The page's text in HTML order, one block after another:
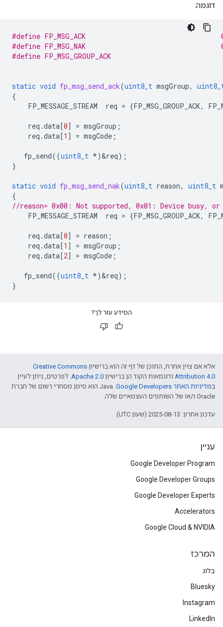
דוגמה:
#define FP_MSG_ACK
#define FP_MSG_NAK
#define FP_MSG_GROUP_ACK
static void fp_msg_send_ack(uint8_t msgGroup,
{
FP_MESSAGE_STREAM
req = {FP_MSG_GROUP_ACK,
req .data[0] = msgGroup ;
req .data[1 ] = msgCode ;
fp_send((uint8_t *)&req);
}
static void fp_msg_send_nak(uint8_t reason, uint8_t
{
//reason= 0x00: Not supported, 0x01: Device busy,
FP_MESSAGE_STREAM
req = {FP_MSG_GROUP_ACK,
req .data[0] = reason ;
req .data[1 ] = msgGroup ;
req .data[2] = msgCode ;
fp_send((uint8_t *)&req);
}
המידע עזר לך?
אלא אם צוין אחרת, התוכן של דף זה הוא ברישיון Creative Commons
Attribution 4.0 ודוגמאות הקוד הן ברישיון Apache 2.0. לפרטים, ניתן לעיין
במדיניות האתר Google Developers‏
.‏ Java הוא סימן מסחרי רשום של חברת
Oracle ו/או של השותפים העצמאיים שלה.
עדכון אחרון: 2025-08-13 (שעון UTC).
עניין
Google Developer Program
Google Developer Groups
Google Developer Experts
Accelerators
Google Cloud & NVIDIA
המרכז
בלוג
Bluesky
Instagram
LinkedIn